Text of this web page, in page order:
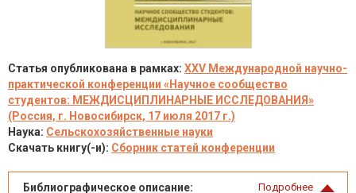
Статья опубликована в рамках: XXV Международной научно-
практической конференции «Научное сообщество
студентов: МЕЖДИСЦИПЛИНАРНЫЕ ИССЛЕДОВАНИЯ»
(Россия, г. Новосибирск, 17 июля 2017 г.)
Наука: Сельскохозяйственные науки
Скачать книгу(-и): Сборник статей конференции
Библиографическое описание: Подробнее